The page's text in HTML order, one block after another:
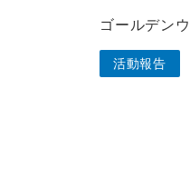
ゴールデン
活動報告